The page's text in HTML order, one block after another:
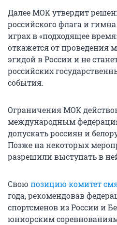
Далее МОК утвердит
российского флага и
играх в «подходящее
откажется от проведения
эгидой в России и не
российских
события.
Ограничения МОК
международным
допускать россиян и
Позже на некоторых
разрешили выступать в
Свою позицию комитет
года, рекомендовав
спортсменов из России и
юниорским